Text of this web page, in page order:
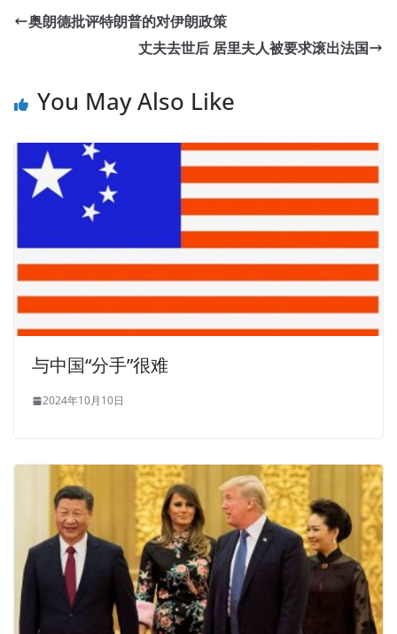
奥朗德批评特朗普的对伊朗政策
丈夫去世后 居里夫人被要求滚出法国
You May Also Like
与中国“分手”很难
2024年10月10日